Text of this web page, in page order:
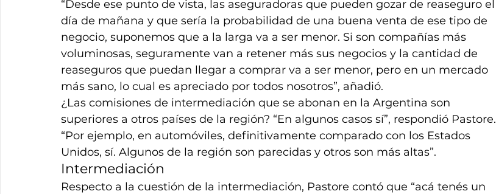
“Desde ese punto de vista, las aseguradoras que pueden gozar de reaseguro el
día de mañana y que sería la probabilidad de una buena venta de ese tipo de
negocio, suponemos que a la larga va a ser menor. Si son compañías más
voluminosas, seguramente van a retener más sus negocios y la cantidad de
reaseguros que puedan llegar a comprar va a ser menor, pero en un mercado
más sano, lo cual es apreciado por todos nosotros”, añadió.
¿Las comisiones de intermediación que se abonan en la Argentina son
superiores a otros países de la región? “En algunos casos sí”, respondió Pastore.
“Por ejemplo, en automóviles, definitivamente comparado con los Estados
Unidos, sí. Algunos de la región son parecidas y otros son más altas”.
Intermediación
Respecto a la cuestión de la intermediación, Pastore contó que “acá tenés un